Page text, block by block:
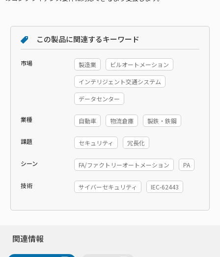
この製品に関連するキーワード
市場 製造業 ビルオートメーション
インテリジェント交通システム
データセンター
業種 自動車 物流倉庫 製鉄・鉄鋼
課題 セキュリティ 冗長化
シーン FA/ファクトリーオートメーション PA
技術 サイバーセキュリティ IEC-62443
関連情報